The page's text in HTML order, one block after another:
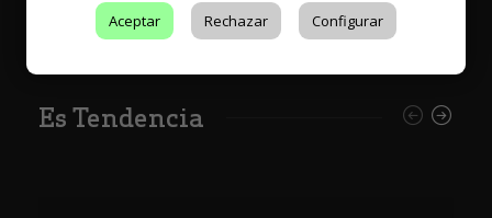
Entidad de Certificación de Producto acreditado por ENAC
con acreditación Nº 199/C-PR401
Es Tendencia
Aceptar Rechazar Configurar